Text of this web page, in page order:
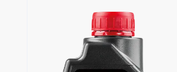
Znajdź Sklep